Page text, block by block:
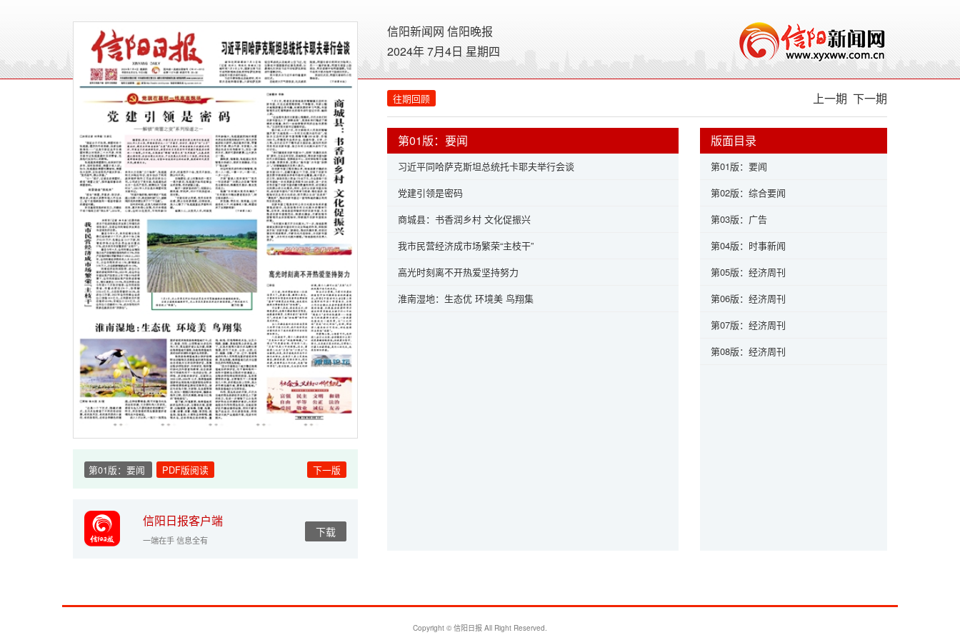
第01版：要闻 PDF版阅读 下一版
信阳日报客户端
一端在手 信息全有
下载
信阳新闻网 信阳晚报
2024年 7月4日 星期四
往期回顾 上一期 下一期
版面目录
第01版：要闻
第02版：综合要闻
第03版：广告
第04版：时事新闻
第05版：经济周刊
第06版：经济周刊
第07版：经济周刊
第08版：经济周刊
第01版：要闻
习近平同哈萨克斯坦总统托卡耶夫举行会谈
党建引领是密码
商城县：书香润乡村 文化促振兴
我市民营经济成市场繁荣“主枝干”
高光时刻离不开热爱坚持努力
淮南湿地：生态优 环境美 鸟翔集
Copyright © 信阳日报 All Right Reserved.